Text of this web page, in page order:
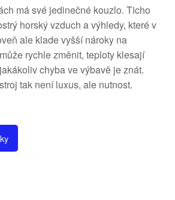
má své jedinečné kouzlo. Ticho
horský vzduch a výhledy, které v
ale klade vyšší nároky na
rychle změnit, teploty klesají
chyba ve výbavě je znát.
tak není luxus, ale nutnost.